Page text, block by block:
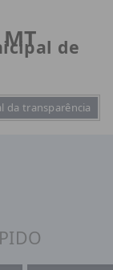
de
da transparência